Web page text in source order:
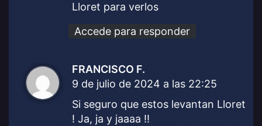
Lloret para verlos
Accede para responder
FRANCISCO F.
i
e
9 de julio de 2024 a las 22:25
Si seguro que estos levantan Lloret
! Ja, ja y jaaaa !!